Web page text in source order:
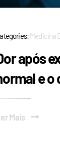
Medicina
após
e o
Mais